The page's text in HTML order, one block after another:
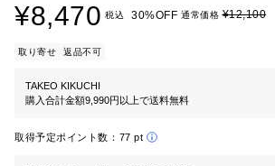
¥8,470 税込 30%OFF 通常価格¥12,100
取り寄せ 返品不可
TAKEO KIKUCHI
購入合計金額9,990円以上で送料無料
取得予定ポイント数： 77 pt